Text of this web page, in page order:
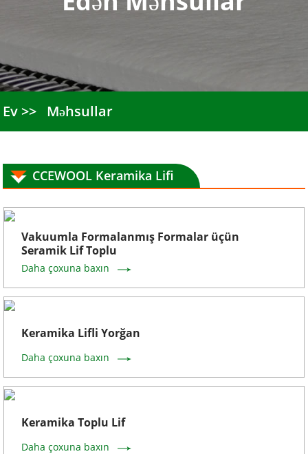
Ev Məhsullar
CCEWOOL Keramika Lifi
Vakuumla Formalanmış Formalar üçün
Seramik Lif Toplu
Daha çoxuna baxın
Keramika Lifli Yorğan
Daha çoxuna baxın
Keramika Toplu Lif
Daha çoxuna baxın